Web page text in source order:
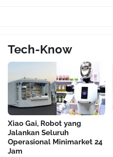
Tech-Know
Xiao Gai, Robot yang
Jalankan Seluruh
Operasional Minimarket 24
Jam